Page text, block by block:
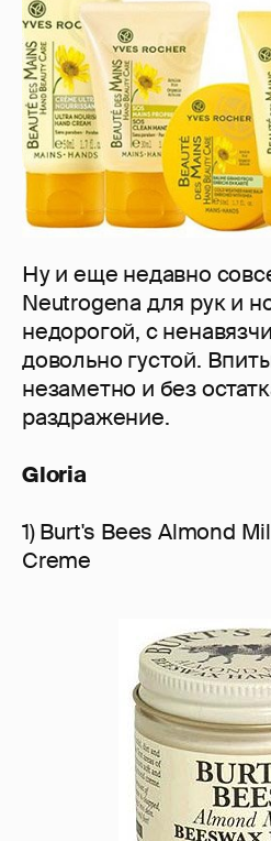
Ну и еще недавно
Neutrogenа для рук и
недорогой, с
довольно густой.
незаметно и без
раздражение.
Gloria
1) Burt's Bees Almond
Creme